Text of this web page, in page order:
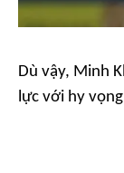
Dù vậy, Minh
lực với hy